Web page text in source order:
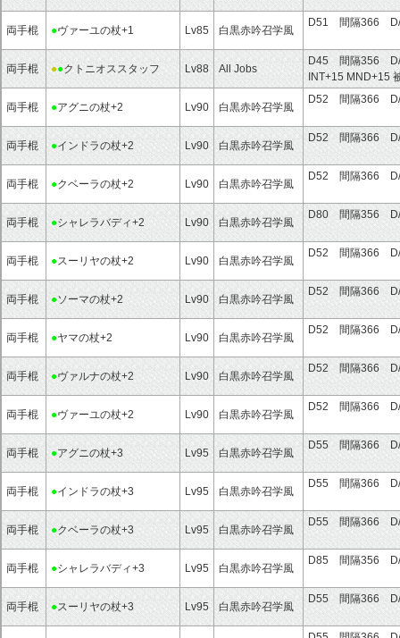
両手棍 ●ヴァーユの杖+1 Lv85 白黒赤吟召学風
D51 間隔366
両手棍 ●●クトニオススタッフ Lv88 All Jobs
D45 間隔356
INT+15 MND+15
両手棍 ●アグニの杖+2 Lv90 白黒赤吟召学風
D52 間隔366
両手棍 ●インドラの杖+2 Lv90 白黒赤吟召学風
D52 間隔366
両手棍 ●クベーラの杖+2 Lv90 白黒赤吟召学風
D52 間隔366
両手棍 ●シャレラバディ+2 Lv90 白黒赤吟召学風
D80 間隔356
両手棍 ●スーリヤの杖+2 Lv90 白黒赤吟召学風
D52 間隔366
両手棍 ●ソーマの杖+2 Lv90 白黒赤吟召学風
D52 間隔366
両手棍 ●ヤマの杖+2 Lv90 白黒赤吟召学風
D52 間隔366
両手棍 ●ヴァルナの杖+2 Lv90 白黒赤吟召学風
D52 間隔366
両手棍 ●ヴァーユの杖+2 Lv90 白黒赤吟召学風
D52 間隔366
両手棍 ●アグニの杖+3 Lv95 白黒赤吟召学風
D55 間隔366
両手棍 ●インドラの杖+3 Lv95 白黒赤吟召学風
D55 間隔366
両手棍 ●クベーラの杖+3 Lv95 白黒赤吟召学風
D55 間隔366
両手棍 ●シャレラバディ+3 Lv95 白黒赤吟召学風
D85 間隔356
両手棍 ●スーリヤの杖+3 Lv95 白黒赤吟召学風
D55 間隔366